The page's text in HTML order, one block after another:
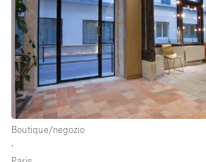
Boutique/negozio
∙